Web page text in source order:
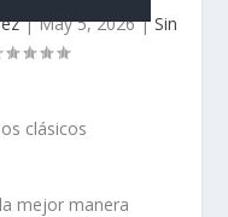
|May 5, 2026|Sin
mejor manera